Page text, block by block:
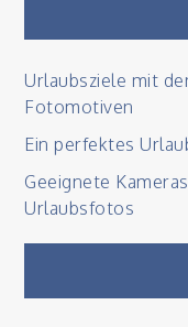
Urlaubsziele mit
Fotomotiven
Ein perfektes
Geeignete
Urlaubsfotos